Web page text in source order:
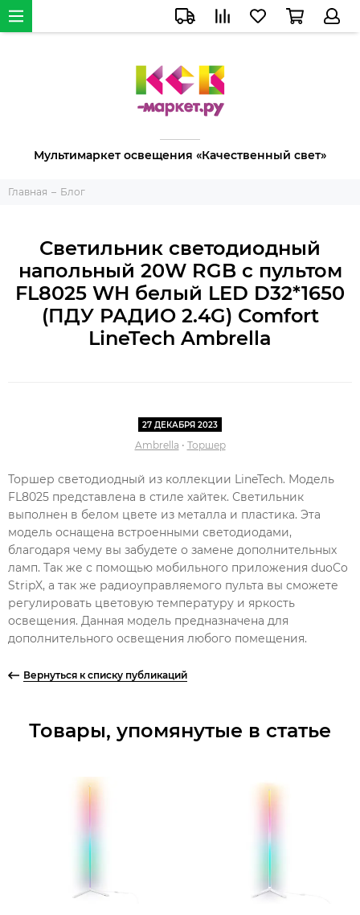
Мультимаркет освещения «Качественный свет»
Главная Блог
Светильник светодиодный
напольный 20W RGB с пультом
FL8025 WH белый LED D32*1650
(ПДУ РАДИО 2.4G) Comfort
LineTech Ambrella
27 ДЕКАБРЯ 2023
Ambrella • Торшер
Торшер светодиодный из коллекции LineTech. Модель
FL8025 представлена в стиле хайтек. Светильник
выполнен в белом цвете из металла и пластика. Эта
модель оснащена встроенными светодиодами,
благодаря чему вы забудете о замене дополнительных
ламп. Так же с помощью мобильного приложения duoCo
StripX, а так же радиоуправляемого пульта вы сможете
регулировать цветовую температуру и яркость
освещения. Данная модель предназначена для
дополнительного освещения любого помещения.
Вернуться к списку публикаций
Товары, упомянутые в статье